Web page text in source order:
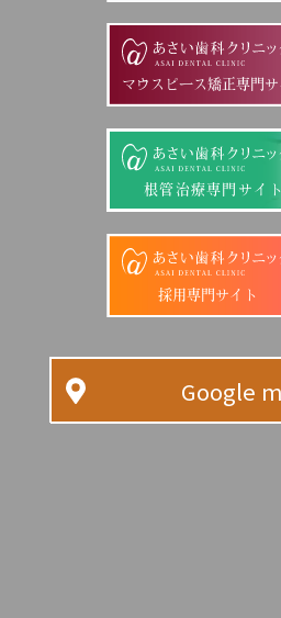
マウスピース矯正専門サ
根管治療専門サイト
採用専門サイト
Google